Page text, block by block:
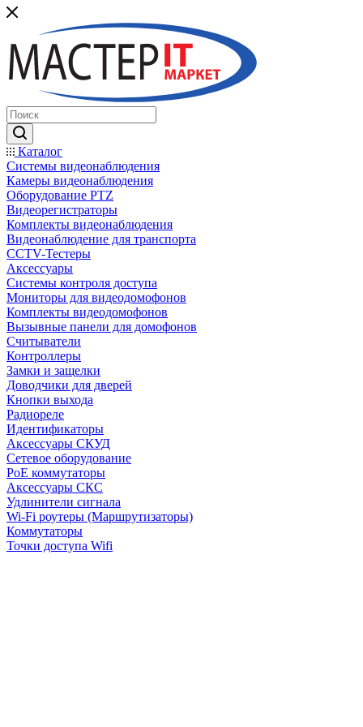
Каталог
Системы видеонаблюдения
Камеры видеонаблюдения
Оборудование PTZ
Видеорегистраторы
Комплекты видеонаблюдения
Видеонаблюдение для транспорта
CCTV-Тестеры
Аксессуары
Системы контроля доступа
Мониторы для видеодомофонов
Комплекты видеодомофонов
Вызывные панели для домофонов
Считыватели
Контроллеры
Замки и защелки
Доводчики для дверей
Кнопки выхода
Радиореле
Идентификаторы
Аксессуары СКУД
Сетевое оборудование
PoE коммутаторы
Аксессуары СКС
Удлинители сигнала
Wi-Fi роутеры (Маршрутизаторы)
Коммутаторы
Точки доступа Wifi